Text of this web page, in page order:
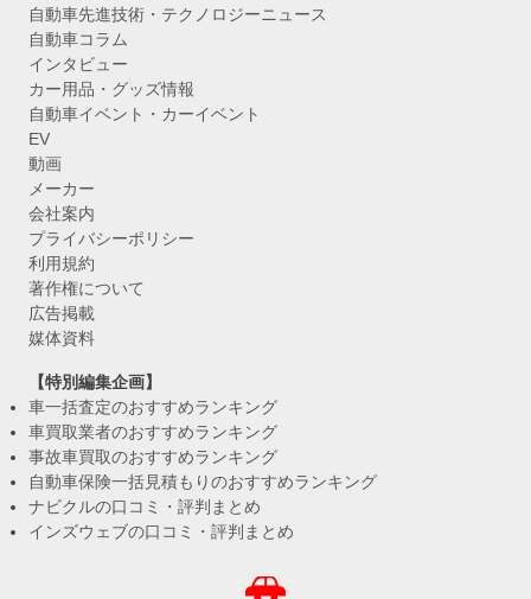
自動車先進技術・テクノロジーニュース
自動車コラム
インタビュー
カー用品・グッズ情報
自動車イベント・カーイベント
EV
動画
メーカー
会社案内
プライバシーポリシー
利用規約
著作権について
広告掲載
媒体資料
【特別編集企画】
車一括査定のおすすめランキング
車買取業者のおすすめランキング
事故車買取のおすすめランキング
自動車保険一括見積もりのおすすめランキング
ナビクルの口コミ・評判まとめ
インズウェブの口コミ・評判まとめ